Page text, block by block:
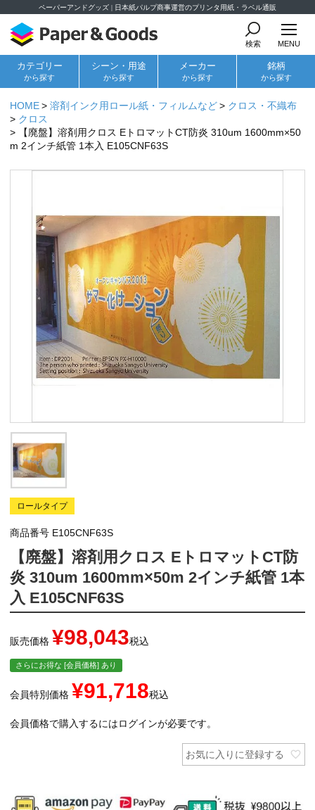
ペーパーアンドグッズ | 日本紙パルプ商事運営のプリンタ用紙・ラベル通販
検索 MENU
カテゴリー
から探す
シーン・用途
から探す
メーカー
から探す
銘柄
から探す
HOME 溶剤インク用ロール紙・フィルムなど
クロス・不織布
クロス
【廃盤】溶剤用クロス EトロマットCT防炎 310um 1600mm×50
m 2インチ紙管 1本入 E105CNF63S
ロールタイプ
商品番号 E105CNF63S
【廃盤】溶剤用クロス EトロマットCT防
炎 310um 1600mm×50m 2インチ紙管 1本
入 E105CNF63S
販売価格 ¥98,043税込
さらにお得な [会員価格] あり
会員特別価格 ¥91,718税込
会員価格で購入するにはログインが必要です。
お気に入りに登録する